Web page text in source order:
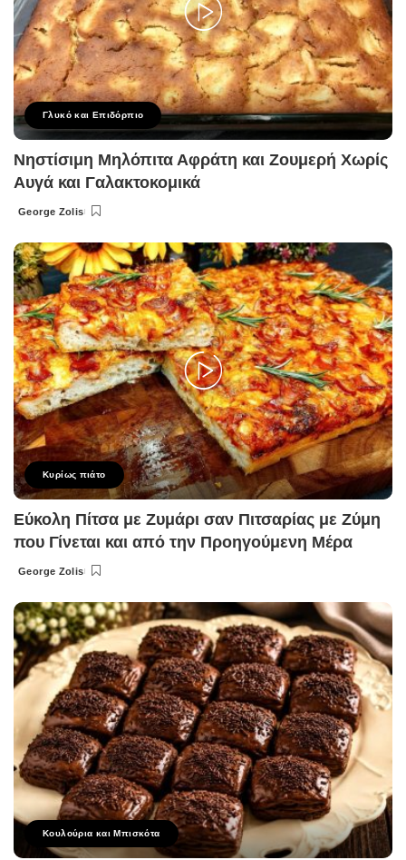
Γλυκό και Επιδόρπιο
Νηστίσιμη Μηλόπιτα Αφράτη και Ζουμερή Χωρίς
Αυγά και Γαλακτοκομικά
Posted
George Zolis
Κυρίως πιάτο
Εύκολη Πίτσα με Ζυμάρι σαν Πιτσαρίας με Ζύμη
που Γίνεται και από την Προηγούμενη Μέρα
Posted
George Zolis
Κουλούρια και Μπισκότα